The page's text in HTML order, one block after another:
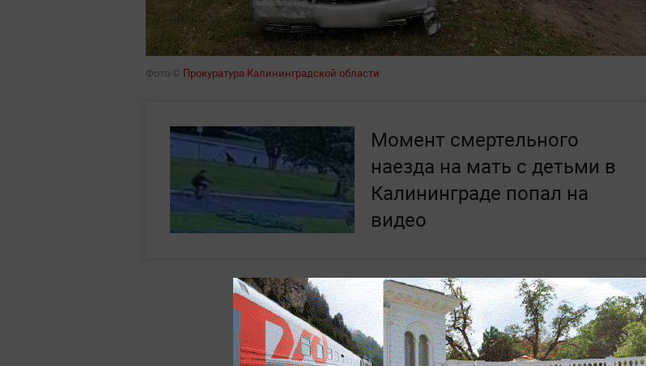
Фото © Прокуратура Калининградской области
Момент смертельного
наезда на мать с детьми в
Калининграде попал на
видео